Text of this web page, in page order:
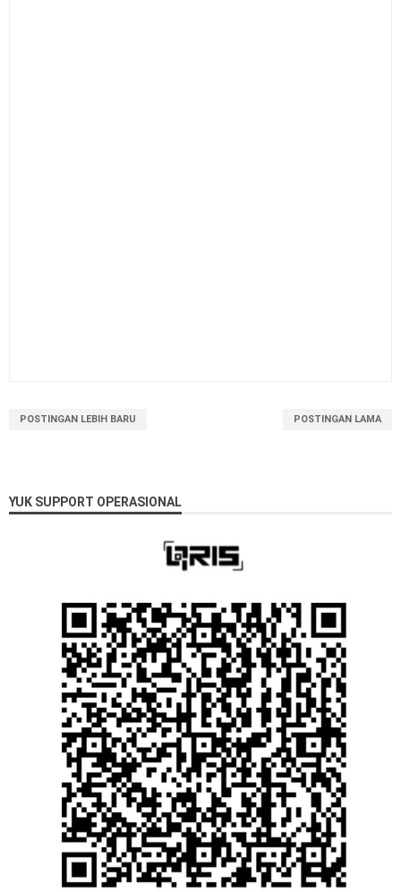
POSTINGAN LEBIH BARU POSTINGAN LAMA
YUK SUPPORT OPERASIONAL